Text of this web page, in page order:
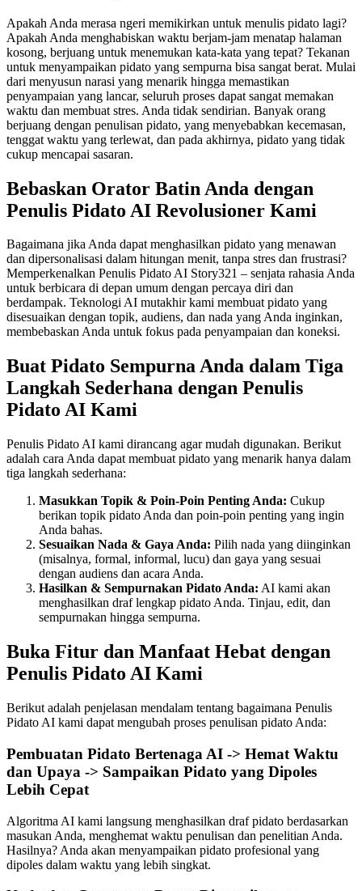
Apakah Anda merasa ngeri memikirkan untuk menulis pidato lagi?
Apakah Anda menghabiskan waktu berjam-jam menatap halaman
kosong, berjuang untuk menemukan kata-kata yang tepat? Tekanan
untuk menyampaikan pidato yang sempurna bisa sangat berat. Mulai
dari menyusun narasi yang menarik hingga memastikan
penyampaian yang lancar, seluruh proses dapat sangat memakan
waktu dan membuat stres. Anda tidak sendirian. Banyak orang
berjuang dengan penulisan pidato, yang menyebabkan kecemasan,
tenggat waktu yang terlewat, dan pada akhirnya, pidato yang tidak
cukup mencapai sasaran.
Bebaskan Orator Batin Anda dengan
Penulis Pidato AI Revolusioner Kami
Bagaimana jika Anda dapat menghasilkan pidato yang menawan
dan dipersonalisasi dalam hitungan menit, tanpa stres dan frustrasi?
Memperkenalkan Penulis Pidato AI Story321 – senjata rahasia Anda
untuk berbicara di depan umum dengan percaya diri dan
berdampak. Teknologi AI mutakhir kami membuat pidato yang
disesuaikan dengan topik, audiens, dan nada yang Anda inginkan,
membebaskan Anda untuk fokus pada penyampaian dan koneksi.
Buat Pidato Sempurna Anda dalam Tiga
Langkah Sederhana dengan Penulis
Pidato AI Kami
Penulis Pidato AI kami dirancang agar mudah digunakan. Berikut
adalah cara Anda dapat membuat pidato yang menarik hanya dalam
tiga langkah sederhana:
Masukkan Topik & Poin-Poin Penting Anda: Cukup
berikan topik pidato Anda dan poin-poin penting yang ingin
Anda bahas.
Sesuaikan Nada & Gaya Anda: Pilih nada yang diinginkan
(misalnya, formal, informal, lucu) dan gaya yang sesuai
dengan audiens dan acara Anda.
Hasilkan & Sempurnakan Pidato Anda: AI kami akan
menghasilkan draf lengkap pidato Anda. Tinjau, edit, dan
sempurnakan hingga sempurna.
Buka Fitur dan Manfaat Hebat dengan
Penulis Pidato AI Kami
Berikut adalah penjelasan mendalam tentang bagaimana Penulis
Pidato AI kami dapat mengubah proses penulisan pidato Anda:
Pembuatan Pidato Bertenaga AI -> Hemat Waktu
dan Upaya -> Sampaikan Pidato yang Dipoles
Lebih Cepat
Algoritma AI kami langsung menghasilkan draf pidato berdasarkan
masukan Anda, menghemat waktu penulisan dan penelitian Anda.
Hasilnya? Anda akan menyampaikan pidato profesional yang
dipoles dalam waktu yang lebih singkat.